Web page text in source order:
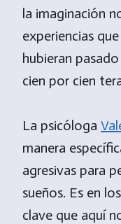
la imaginación
experiencias
hubieran
cien por cien
La psicóloga
manera
agresivas para
sueños. Es en
clave que aquí